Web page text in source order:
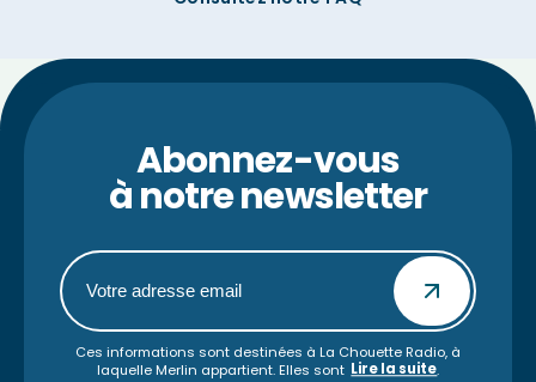
Abonnez-vous
à notre newsletter
Ces informations sont destinées à La Chouette Radio, à
laquelle Merlin appartient. Elles sont Lire la suite.